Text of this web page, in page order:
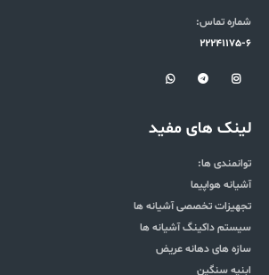
شماره تماس:
22241175-6
لینک های مفید
توانمندی ها:
آشیانه هواپیما
تجهیزات تخصصی آشیانه ها
سیستم داکینگ آشیانه ها
سازه های دهانه عریض
ابنیه سنگین